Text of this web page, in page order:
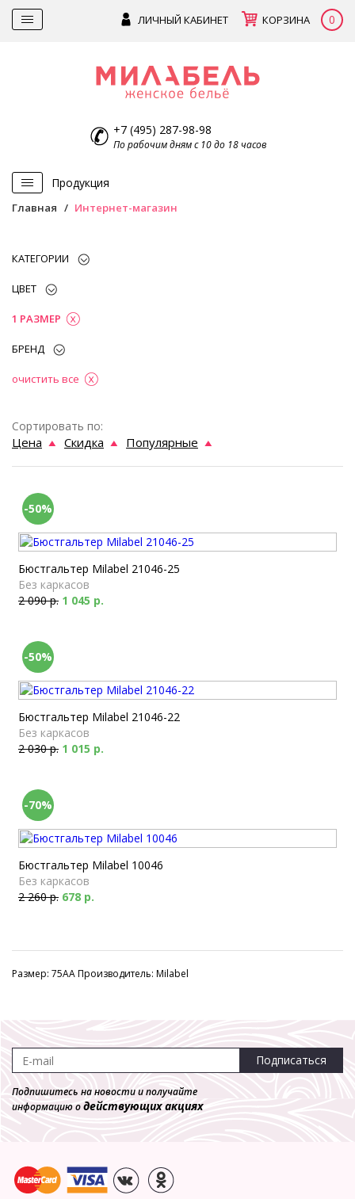
ЛИЧНЫЙ КАБИНЕТ КОРЗИНА 0
+7 (495) 287-98-98
По рабочим дням с 10 до 18 часов
Продукция
Главная Интернет-магазин
КАТЕГОРИИ
ЦВЕТ
1 РАЗМЕР
БРЕНД
очистить все
Сортировать по:
Цена Скидка Популярные
-50%
Бюстгальтер Milabel 21046-25
Без каркасов
2 090 р. 1 045 р.
-50%
Бюстгальтер Milabel 21046-22
Без каркасов
2 030 р. 1 015 р.
-70%
Бюстгальтер Milabel 10046
Без каркасов
2 260 р. 678 р.
Размер: 75AA Производитель: Milabel
Подписаться
Подпишитесь на новости и получайте
информацию одействующих акциях